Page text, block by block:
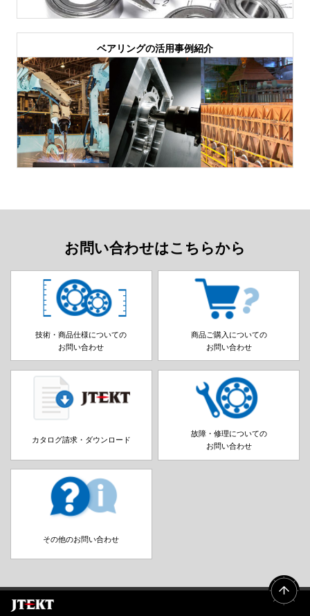
ベアリングの活用事例紹介
お問い合わせはこちらから
技術・商品仕様についての
お問い合わせ
商品ご購入についての
お問い合わせ
カタログ請求・ダウンロード
故障・修理についての
お問い合わせ
その他のお問い合わせ